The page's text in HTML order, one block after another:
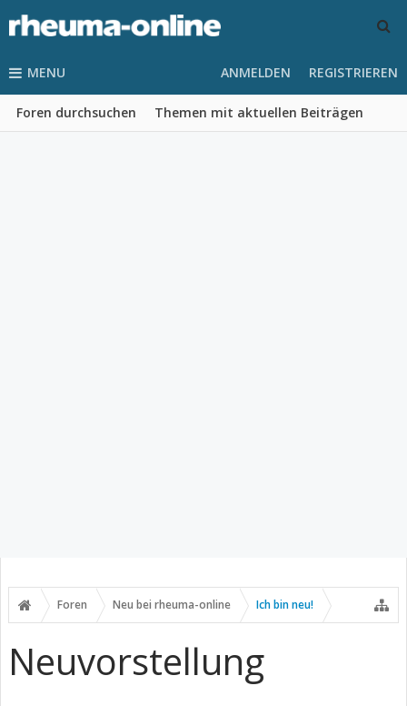
MENU
Foren durchsuchen Themen mit aktuellen Beiträgen
ANMELDEN REGISTRIEREN
Foren Neu bei rheuma-online Ich bin neu!
Neuvorstellung